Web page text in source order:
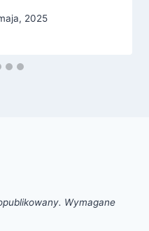
2025
Wymagane